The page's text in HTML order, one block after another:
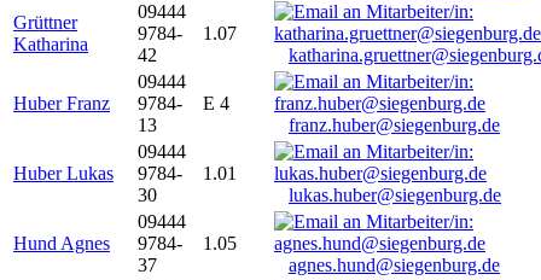
Grüttner
Katharina
09444
9784-
42
1.07
Huber Franz
09444
9784-
13
E 4
franz.huber@siegenburg.de
Huber Lukas
09444
9784-
30
1.01
lukas.huber@siegenburg.de
Hund Agnes
09444
9784-
37
1.05
agnes.hund@siegenburg.de